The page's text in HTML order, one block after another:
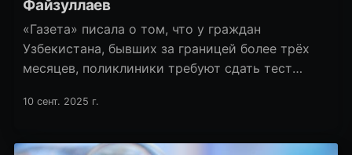
Файзуллаев
«Газета» писала о том, что у граждан
Узбекистана, бывших за границей более трёх
месяцев, поликлиники требуют сдать тест
посол в ряде стран Европы, бывший замглавы
Файзуллаев.
10 сент. 2025 г.